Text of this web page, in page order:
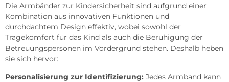
Die Armbänder zur Kindersicherheit sind aufgrund einer
Kombination aus innovativen Funktionen und
durchdachtem Design effektiv, wobei sowohl der
Tragekomfort für das Kind als auch die Beruhigung der
Betreuungspersonen im Vordergrund stehen. Deshalb heben
sie sich hervor:
Personalisierung zur Identifizierung: Jedes Armband kann